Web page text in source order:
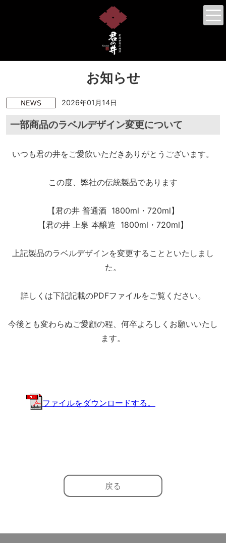
お知らせ
2026年01月14日
一部商品のラベルデザイン変更について
いつも君の井をご愛飲いただきありがとうございます。
この度、弊社の伝統製品であります
【君の井 普通酒 1800ml・720ml】
【君の井 上泉 本醸造 1800ml・720ml】
上記製品のラベルデザインを変更することといたしまし
た。
詳しくは下記記載のPDFファイルをご覧ください。
今後とも変わらぬご愛顧の程、何卒よろしくお願いいたし
ます。
ファイルをダウンロードする。
戻る